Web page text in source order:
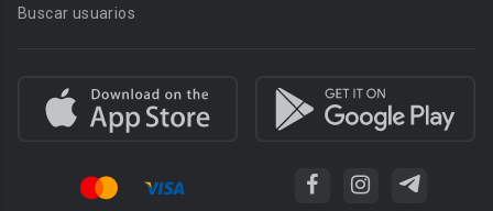
Buscar usuarios